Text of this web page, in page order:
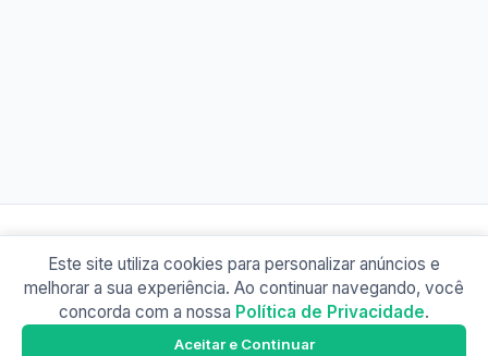
© 2026 Busão BR
Sobre Contato Política de Privacidade
Este site utiliza cookies para personalizar anúncios e
melhorar a sua experiência. Ao continuar navegando, você
concorda com a nossa Política de Privacidade.
Aceitar e Continuar